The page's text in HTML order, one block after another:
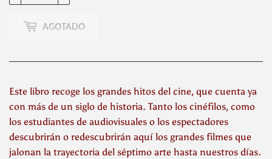
AGOTADO
Este libro recoge los grandes hitos del cine, que cuenta ya
con más de un siglo de historia. Tanto los cinéfilos, como
los estudiantes de audiovisuales o los espectadores
descubrirán o redescubrirán aquí los grandes filmes que
jalonan la trayectoria del séptimo arte hasta nuestros días.